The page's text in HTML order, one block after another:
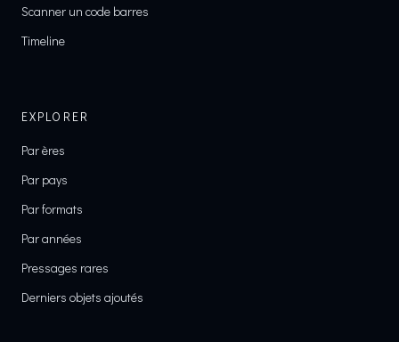
Scanner un code barres
Timeline
EXPLORER
Par ères
Par pays
Par formats
Par années
Pressages rares
Derniers objets ajoutés